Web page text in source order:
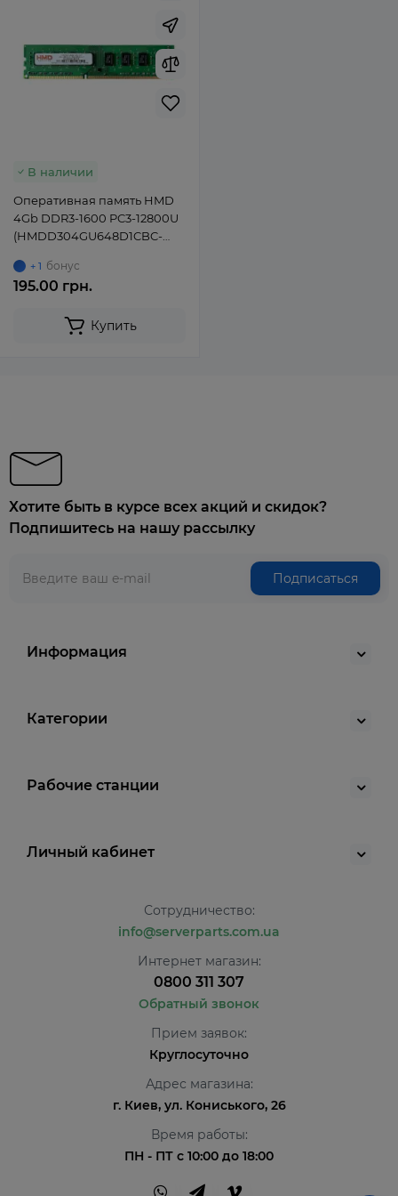
В наличии
Оперативная память HMD
4Gb DDR3-1600 PC3-12800U
(HMDD304GU648D1CBC-
Unbuffered
+ 1 бонус
195.00 грн.
Купить
Хотите быть в курсе всех акций и скидок?
Подпишитесь на нашу рассылку
Подписаться
Информация
Категории
Рабочие станции
Личный кабинет
Сотрудничество:
info@serverparts.com.ua
Интернет магазин:
0800 311 307
Обратный звонок
Прием заявок:
Круглосуточно
Адрес магазина:
г. Киев, ул. Кониського, 26
Время работы:
ПН - ПТ с 10:00 до 18:00